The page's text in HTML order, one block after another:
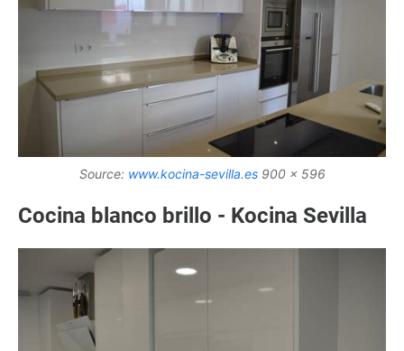
Source: www.kocina-sevilla.es900 x 596
Cocina blanco brillo - Kocina Sevilla